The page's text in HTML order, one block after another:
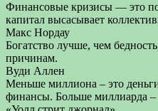
Финансовые кризисы — это
капитал высасывает
Макс Нордау
Богатство лучше, чем
причинам.
Вуди Аллен
Меньше миллиона – это
финансы. Больше миллиарда –